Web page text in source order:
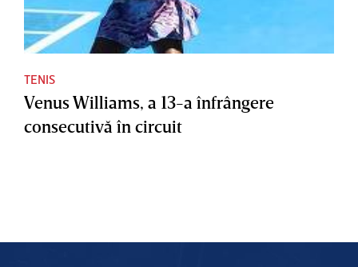
TENIS
Venus Williams, a 13-a înfrângere
consecutivă în circuit